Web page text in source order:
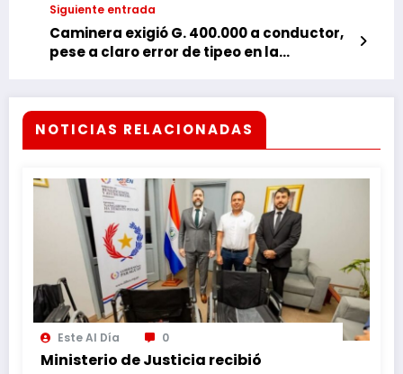
Siguiente entrada
Caminera exigió G. 400.000 a conductor,
pese a claro error de tipeo en la
NOTICIAS RELACIONADAS
Este Al Día 0
Ministerio de Justicia recibió